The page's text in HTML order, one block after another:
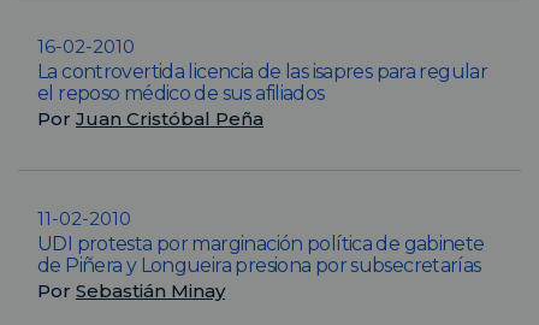
16-02-2010
La controvertida licencia de las isapres para regular
el reposo médico de sus afiliados
Por Juan Cristóbal Peña
11-02-2010
UDI protesta por marginación política de gabinete
de Piñera y Longueira presiona por subsecretarías
Por Sebastián Minay